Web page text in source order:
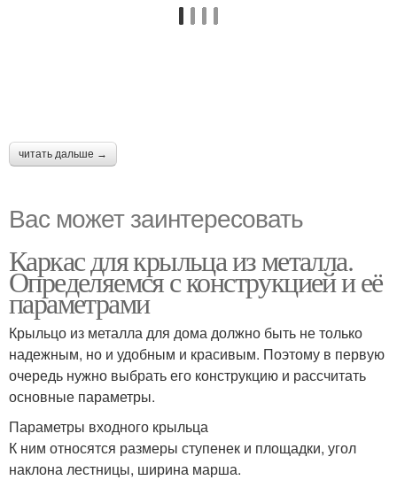
читать дальше →
Вас может заинтересовать
Каркас для крыльца из металла.
Определяемся с конструкцией и её
параметрами
Крыльцо из металла для дома должно быть не только
надежным, но и удобным и красивым. Поэтому в первую
очередь нужно выбрать его конструкцию и рассчитать
основные параметры.
Параметры входного крыльца
К ним относятся размеры ступенек и площадки, угол
наклона лестницы, ширина марша.